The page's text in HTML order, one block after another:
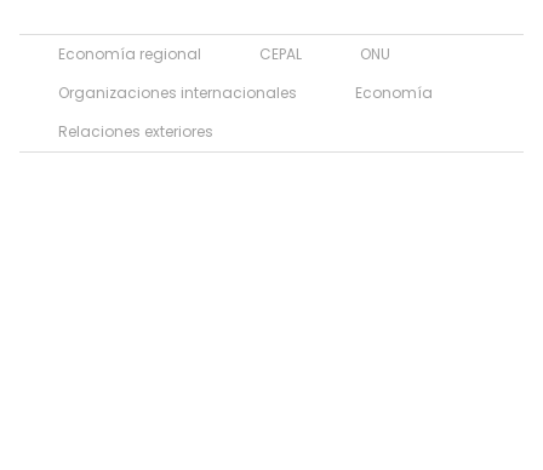
Economía regional CEPAL
ONU
Organizaciones internacionales
Economía
Relaciones exteriores